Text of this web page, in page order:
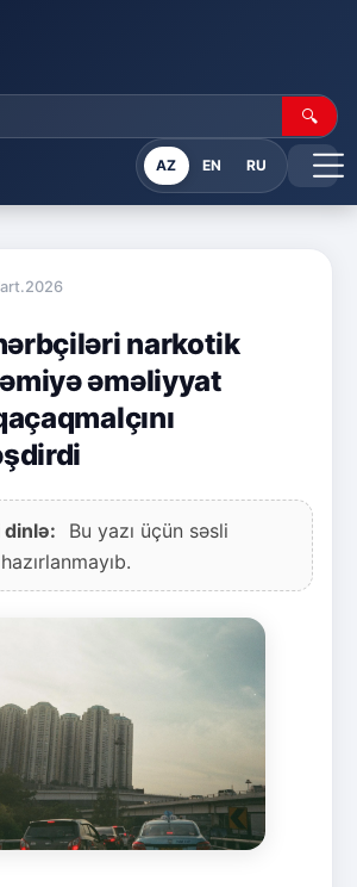
🔍
AZ EN RU
narkotik
əməliyyat
dinlə:
Bu yazı üçün səsli